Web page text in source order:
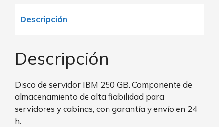
Descripción
Descripción
Disco de servidor IBM 250 GB. Componente de
almacenamiento de alta fiabilidad para
servidores y cabinas, con garantía y envío en 24
h.